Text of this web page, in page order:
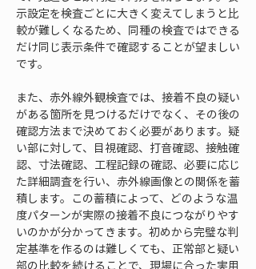
示設定を検査ごとに大きく変えてしまうと比
較が難しくなるため、同種の検査ではできる
だけ同じ表示条件で確認することが望ましい
です。
また、赤外線外観検査では、接着不良の疑い
がある箇所を見つけるだけでなく、その後の
確認方法まで決めておく必要があります。疑
い部に対して、目視確認、打音確認、接触確
認、寸法確認、工程記録の確認、必要に応じ
た詳細調査を行い、赤外線画像との関係を蓄
積します。この蓄積によって、どのような温
度パターンが実際の接着不良につながりやす
いのかが分かってきます。初めから完璧な判
定基準を作るのは難しくても、正常部と疑い
部の比較を続けることで、現場に合った実用